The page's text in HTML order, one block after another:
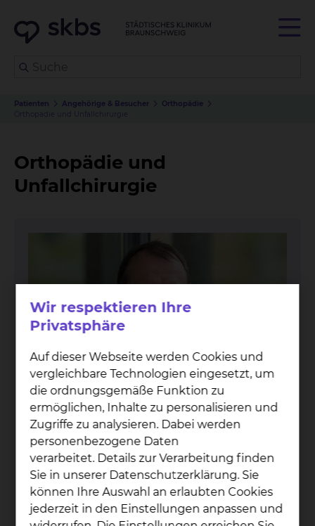
Patienten Angehörige & Besucher
Orthopädie
Orthopädie und Unfallchirurgie
Orthopädie und
Unfallchirurgie
Prof. Dr. Tho­mas Gös­ling
Wir respektieren Ihre
Privatsphäre
Auf dieser Webseite werden Cookies und
vergleichbare Technologien eingesetzt, um
die ordnungsgemäße Funktion zu
ermöglichen, Inhalte zu personalisieren und
Zugriffe zu analysieren. Dabei werden
personenbezogene Daten
verarbeitet. Details zur Verarbeitung finden
Sie in unserer Datenschutzerklärung. Sie
können Ihre Auswahl an erlaubten Cookies
jederzeit in den Einstellungen anpassen und